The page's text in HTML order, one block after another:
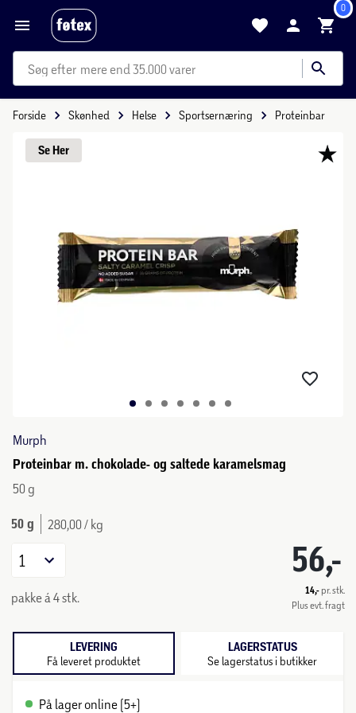
0
mere end 35.000 varer
Forside Skønhed Helse Sportsernæring Proteinbar
Se Her
Murph
Proteinbar m. chokolade- og saltede karamelsmag
50 g
50 g 280,00 / kg
56,-
14,- pr. stk.
Plus evt. fragt
1
pakke á 4 stk.
LEVERING
Få leveret produktet
LAGERSTATUS
Se lagerstatus i butikker
På lager online (5+)